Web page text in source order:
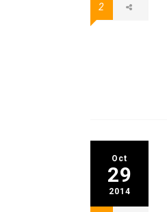
2
Oct
29
2014